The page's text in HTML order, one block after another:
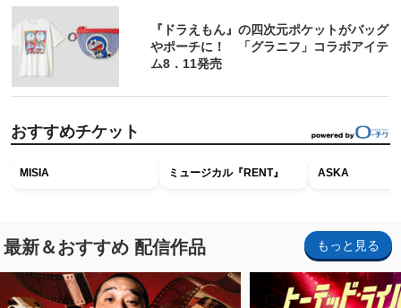
『ドラえもん』の四次元ポケットがバッグ
やポーチに！ 「グラニフ」コラボアイテ
ム8．11発売
おすすめチケット
MISIA ミュージカル『RENT』 ASKA
最新＆おすすめ 配信作品 もっと見る